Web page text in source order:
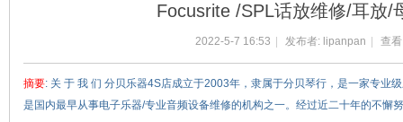
›
Focusrite /SPL话放维修/耳放/
2022-5-7 16:53 发布者: lipanpan 查
摘要: 关 于 我 们 分贝乐器4S店成立于2003年，隶属于分贝琴行，是一家专业
是国内最早从事电子乐器/专业音频设备维修的机构之一。经过近二十年的不懈